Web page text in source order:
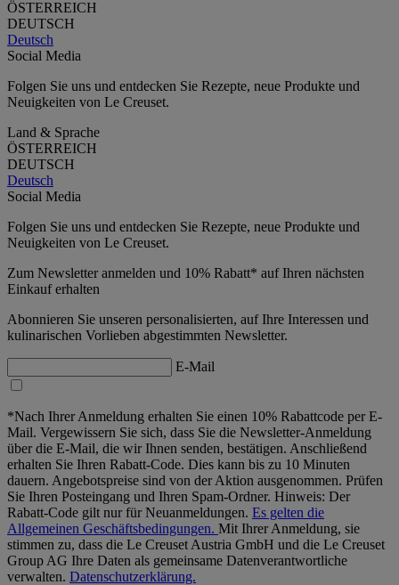
ÖSTERREICH
DEUTSCH
Deutsch
Social Media
Folgen Sie uns und entdecken Sie Rezepte, neue Produkte und
Neuigkeiten von Le Creuset.
Land & Sprache
ÖSTERREICH
DEUTSCH
Deutsch
Social Media
Folgen Sie uns und entdecken Sie Rezepte, neue Produkte und
Neuigkeiten von Le Creuset.
Zum Newsletter anmelden und 10% Rabatt* auf Ihren nächsten
Einkauf erhalten
Abonnieren Sie unseren personalisierten, auf Ihre Interessen und
kulinarischen Vorlieben abgestimmten Newsletter.
E-Mail
*Nach Ihrer Anmeldung erhalten Sie einen 10% Rabattcode per E-
Mail. Vergewissern Sie sich, dass Sie die Newsletter-Anmeldung
über die E-Mail, die wir Ihnen senden, bestätigen. Anschließend
erhalten Sie Ihren Rabatt-Code. Dies kann bis zu 10 Minuten
dauern. Angebotspreise sind von der Aktion ausgenommen. Prüfen
Sie Ihren Posteingang und Ihren Spam-Ordner. Hinweis: Der
Rabatt-Code gilt nur für Neuanmeldungen. Es gelten die
Allgemeinen Geschäftsbedingungen. Mit Ihrer Anmeldung, sie
stimmen zu, dass die Le Creuset Austria GmbH und die Le Creuset
Group AG Ihre Daten als gemeinsame Datenverantwortliche
verwalten. Datenschutzerklärung.